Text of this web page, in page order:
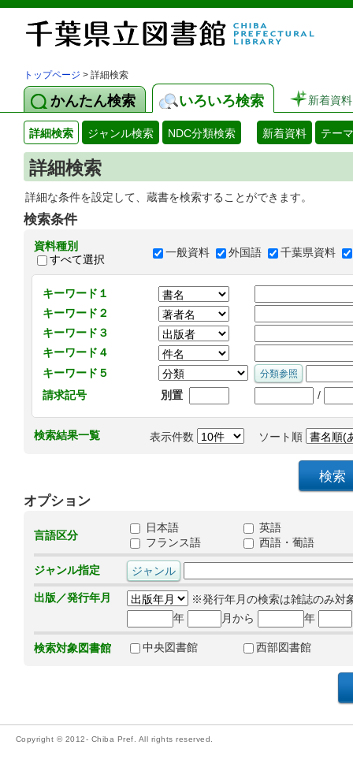
トップページ > 詳細検索
かんたん検索 いろいろ検索 新着資料
詳細検索 ジャンル検索 NDC分類検索 新着資料 テー
詳細検索
詳細な条件を設定して、蔵書を検索することができます。
検索条件
資料種別
すべて選択
一般資料 外国語 千葉県資料
キーワード１
キーワード２
キーワード３
キーワード４
キーワード５
請求記号
別置 /
検索結果一覧 表示件数 ソート順
オプション
言語区分
日本語
英語
フランス語
西語・葡語
ジャンル指定
出版／発行年月
※発行年月の検索は雑誌のみ対
年
月から 年
検索対象図書館 中央図書館 西部図書館
Copyright © 2012- Chiba Pref. All rights reserved.